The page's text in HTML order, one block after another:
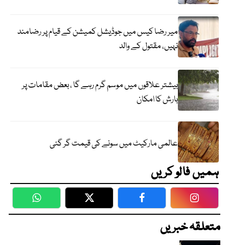
میر رضا کیس میں جوڈیشل کمیشن کے قیام پر رضامند
نہیں، مقتول کے والد
بیشتر علاقوں میں موسم گرم رہے گا ، بعض مقامات پر
بارش کا امکان
عالمی مارکیٹ میں سونے کی قیمت گر گئی
ہمیں فالو کریں
WhatsApp Twitter Facebook
متعلقہ خبریں